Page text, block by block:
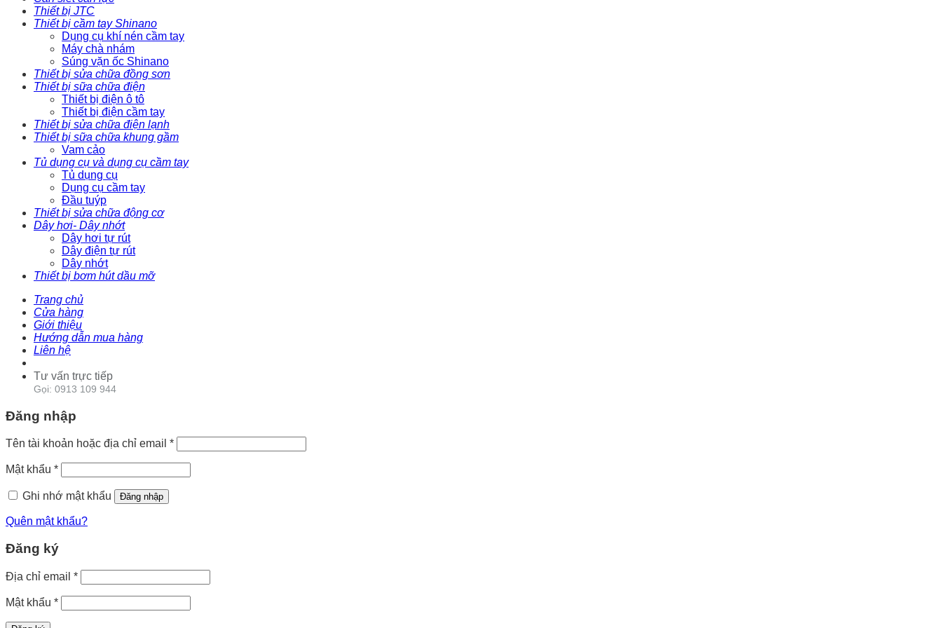
Thiết bị JTC
Thiết bị cầm tay Shinano
Dụng cụ khí nén cầm tay
Máy chà nhám
Súng vặn ốc Shinano
Thiết bị sửa chữa đồng sơn
Thiết bị sữa chữa điện
Thiết bị điện ô tô
Thiết bị điện cầm tay
Thiết bị sửa chữa điện lạnh
Thiết bị sữa chữa khung gầm
Vam cảo
Tủ dụng cụ và dụng cụ cầm tay
Tủ dụng cụ
Dụng cụ cầm tay
Đầu tuýp
Thiết bị sửa chữa động cơ
Dây hơi- Dây nhớt
Dây hơi tự rút
Dây điện tự rút
Dây nhớt
Thiết bị bơm hút dầu mỡ
Trang chủ
Cửa hàng
Giới thiệu
Hướng dẫn mua hàng
Liên hệ
Tư vấn trực tiếp
Gọi: 0913 109 944
Đăng nhập
Tên tài khoản hoặc địa chỉ email *
Mật khẩu *
Ghi nhớ mật khẩu Đăng nhập
Quên mật khẩu?
Đăng ký
Địa chỉ email *
Mật khẩu *